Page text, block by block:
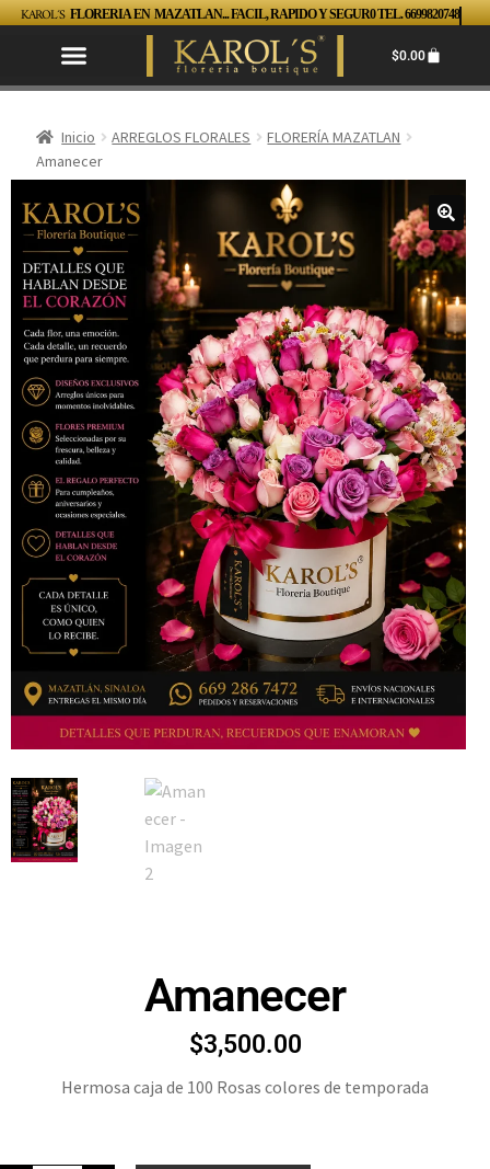
KAROL´S FLORERIA EN MAZATLAN... FACIL, RAPIDO Y SEGUR0 TEL. 6699820748
$0.00
Inicio ARREGLOS FLORALES
FLORERÍA MAZATLAN
Amanecer
Amanecer
$3,500.00
Hermosa caja de 100 Rosas colores de temporada